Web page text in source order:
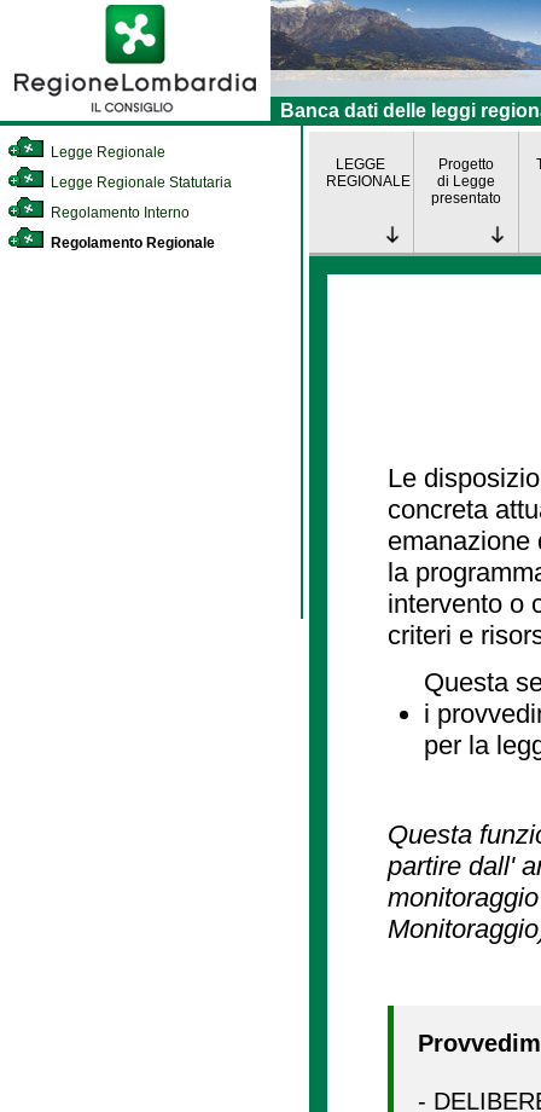
Banca dati delle leggi
Legge Regionale
Legge Regionale Statutaria
Regolamento Interno
Regolamento Regionale
LEGGE
REGIONALE
Progetto
di Legge
presentato
Le
concreta
emanazione
la
intervento o
criteri e
Questa
i
per la
Questa
partire dall'
-